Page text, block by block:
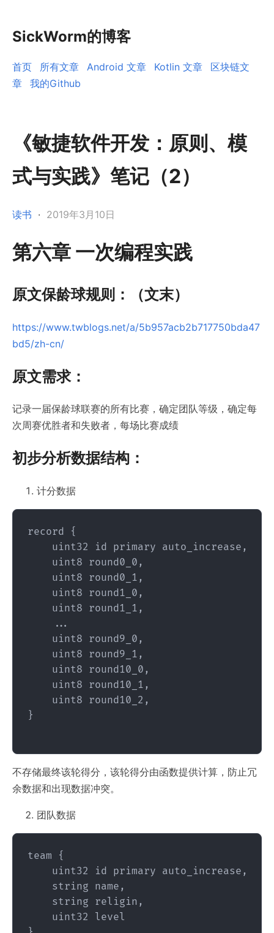
SickWorm的博客
首页 所有文章 Android 文章 Kotlin 文章
区块链文
章
我的Github
《敏捷软件开发：原则、模
式与实践》笔记（2）
读书 · 2019年3月10日
第六章 一次编程实践
原文保龄球规则：（文末）
https://www.twblogs.net/a/5b957acb2b717750bda47
bd5/zh-cn/
原文需求：
记录一届保龄球联赛的所有比赛，确定团队等级，确定每
次周赛优胜者和失败者，每场比赛成绩
初步分析数据结构：
计分数据
record {
    uint32 id primary auto_increase,
    uint8 round0_0,
    uint8 round0_1,
    uint8 round1_0,
    uint8 round1_1,
    ...
    uint8 round9_0,
    uint8 round9_1,
    uint8 round10_0,
    uint8 round10_1,
    uint8 round10_2,
}
不存储最终该轮得分，该轮得分由函数提供计算，防止冗
余数据和出现数据冲突。
团队数据
team {
    uint32 id primary auto_increase,
    string name,
    string religin,
    uint32 level